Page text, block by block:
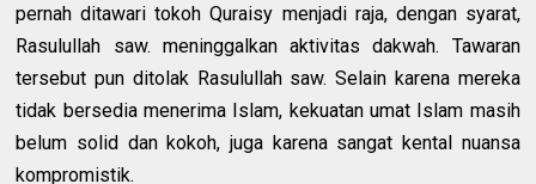
pernah ditawari tokoh Quraisy menjadi raja, dengan syarat,
Rasulullah saw. meninggalkan aktivitas dakwah. Tawaran
tersebut pun ditolak Rasulullah saw. Selain karena mereka
tidak bersedia menerima Islam, kekuatan umat Islam masih
belum solid dan kokoh, juga karena sangat kental nuansa
kompromistik.